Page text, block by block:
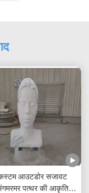
आउटडोर सजावट
पत्थर की आकृति